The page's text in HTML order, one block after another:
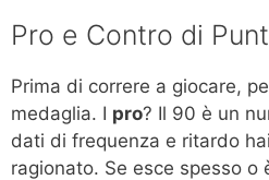
Pro e Contro di
Prima di correre a giocare,
medaglia. I pro? Il 90 è un
dati di frequenza e ritardo
ragionato. Se esce spesso